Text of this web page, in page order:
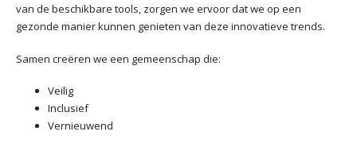
van de beschikbare tools, zorgen we ervoor dat we op een
gezonde manier kunnen genieten van deze innovatieve trends.
Samen creëren we een gemeenschap die:
Veilig
Inclusief
Vernieuwend